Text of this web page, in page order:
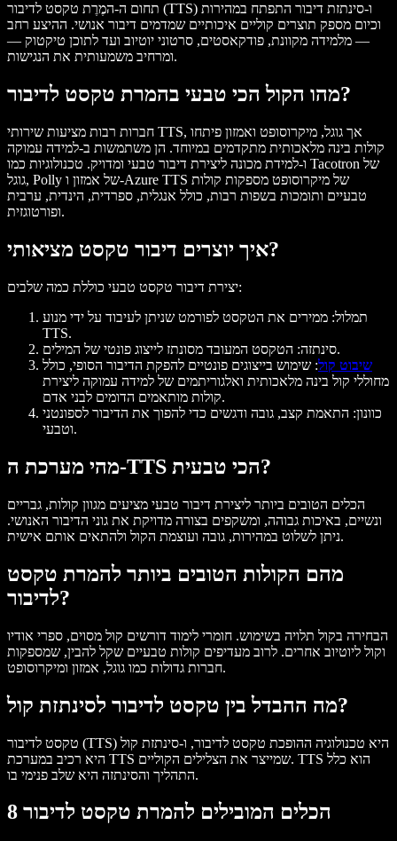
תחום ה- המֶרֶת טקסט לדיבור (TTS) ו-סינתזת דיבור התפתח במהירות
וכיום מספק תוצרים קוליים איכותיים שמדמים דיבור אנושי. ההיצע רחב
— מלמידה מקוונת, פודקאסטים, סרטוני יוטיוב ועד לתוכן טיקטוק —
ומרחיב משמעותית את הנגישות.
מהו הקול הכי טבעי בהמרת טקסט לדיבור?
חברות רבות מציעות שירותי TTS, אך גוגל, מיקרוסופט ואמזון פיתחו
קולות בינה מלאכותית מתקדמים במיוחד. הן משתמשות ב-למידה עמוקה
ו-למידת מכונה ליצירת דיבור טבעי ומדויק. טכנולוגיות כמו Tacotron של
גוגל, Polly של אמזון ו-Azure TTS של מיקרוסופט מספקות קולות
טבעיים ותומכות בשפות רבות, כולל אנגלית, ספרדית, הינדית, ערבית
ופורטוגזית.
איך יוצרים דיבור טקסט מציאותי?
יצירת דיבור טקסט טבעי
כוללת כמה שלבים:
תמלול: ממירים את הטקסט לפורמט שניתן לעיבוד על ידי מנוע
TTS.
סינתזה:הטקסט המעובד מסונתז לייצוג פונטי של המילים.
שיבוט קול: שימוש בייצוגים פונטיים להפקת הדיבור הסופי, כולל
מחוללי קול בינה מלאכותית ואלגוריתמים של למידה עמוקה ליצירת
קולות מותאמים הדומים לבני אדם.
כוונון: התאמת קצב, גובה ודגשים כדי להפוך את הדיבור לספונטני
וטבעי.
מהי מערכת ה-TTS הכי טבעית?
הכלים הטובים ביותר ליצירת דיבור טבעי מציעים מגוון קולות, גבריים
ונשיים, באיכות גבוהה, ומשקפים בצורה מדויקת את גוני הדיבור האנושי.
ניתן לשלוט במהירות, גובה ועוצמת הקול ולהתאים אותם אישית.
מהם הקולות הטובים ביותר להמרת טקסט
לדיבור?
הבחירה בקול תלויה בשימוש. חומרי לימוד דורשים קול מסוים, ספרי אודיו
וקול ליוטיוב אחרים. לרוב מעדיפים קולות טבעיים שקל להבין, שמספקות
חברות גדולות כמו גוגל, אמזון ומיקרוסופט.
מה ההבדל בין טקסט לדיבור לסינתזת קול?
טקסט לדיבור (TTS) היא טכנולוגיה ההופכת טקסט לדיבור, ו-סינתזת קול
היא רכיב במערכת TTS שמייצר את הצלילים הקוליים. TTS הוא כלל
התהליך והסינתזה היא שלב פנימי בו.
8 הכלים המובילים להמרת טקסט לדיבור